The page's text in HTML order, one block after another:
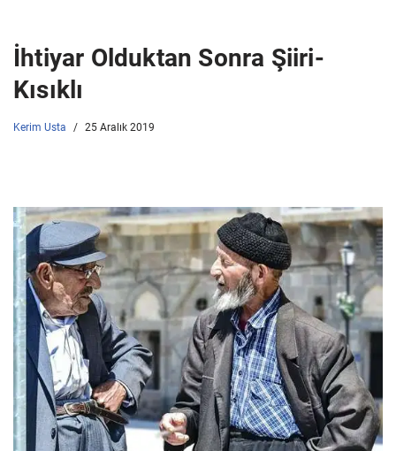
İhtiyar Olduktan Sonra Şiiri-
Kısıklı
Kerim Usta 25 Aralık 2019